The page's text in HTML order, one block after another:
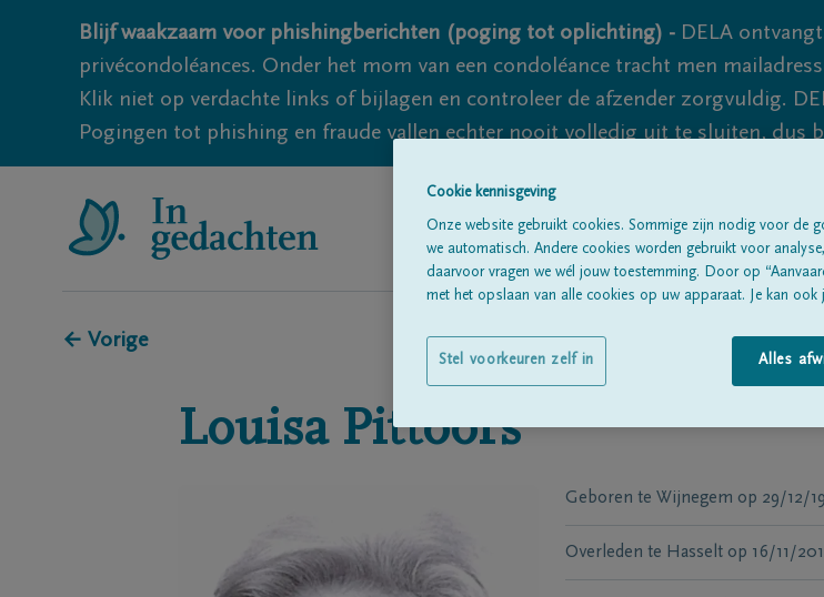
Blijf waakzaam voor phishingberichten (poging tot oplichting) - DELA
privécondoléances. Onder het mom van een condoléance tracht men
Klik niet op verdachte links of bijlagen en controleer de afzender zorgvuldig.
Pogingen tot phishing en fraude vallen echter nooit volledig uit te sluiten, dus
Alle
← Vorige
Louisa Pittoors
Geboren te Wijnegem op 29/12/
Overleden te Hasselt op 16/11/
Cookie kennisgeving
Onze website gebruikt cookies. Sommige zijn nodig voor de
we automatisch. Andere cookies worden gebruikt voor
daarvoor vragen we wél jouw toestemming. Door op
met het opslaan van alle cookies op uw apparaat. Je kan ook
Alles
Stel voorkeuren zelf in